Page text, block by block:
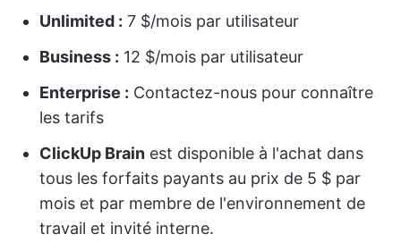
Unlimited : 7 $/mois par utilisateur
Business : 12 $/mois par utilisateur
Enterprise : Contactez-nous pour connaître
les tarifs
ClickUp Brain est disponible à l'achat dans
tous les forfaits payants au prix de 5 $ par
mois et par membre de l'environnement de
travail et invité interne.